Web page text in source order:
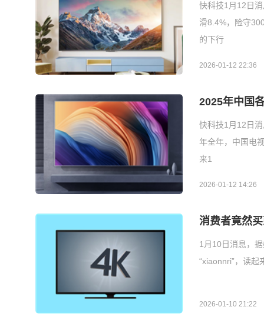
快科技1月12日
滑8.4%，险守
的下行
2026-01-12 22:36
2025年中国
快科技1月12日
年全年，中国电
来1
2026-01-12 14:26
消费者竟然
1月10日消息，
“xiaonnri”，读起
2026-01-10 21:22